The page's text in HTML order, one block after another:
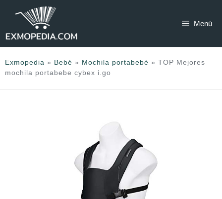
Menú
Exmopedia » Bebé » Mochila portabebé » TOP Mejores
mochila portabebe cybex i.go